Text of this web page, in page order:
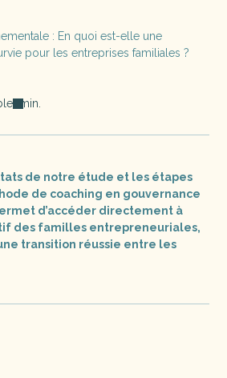
: En quoi est-elle une
pour les entreprises familiales ?
min.
de notre étude et les étapes
de coaching en gouvernance
d’accéder directement à
des familles entrepreneuriales,
transition réussie entre les